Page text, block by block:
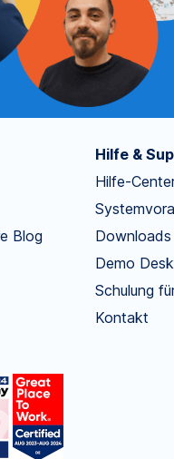
Blog
Hilfe &
Hilfe-
Downloads
Demo Desk
Schulung
Kontakt